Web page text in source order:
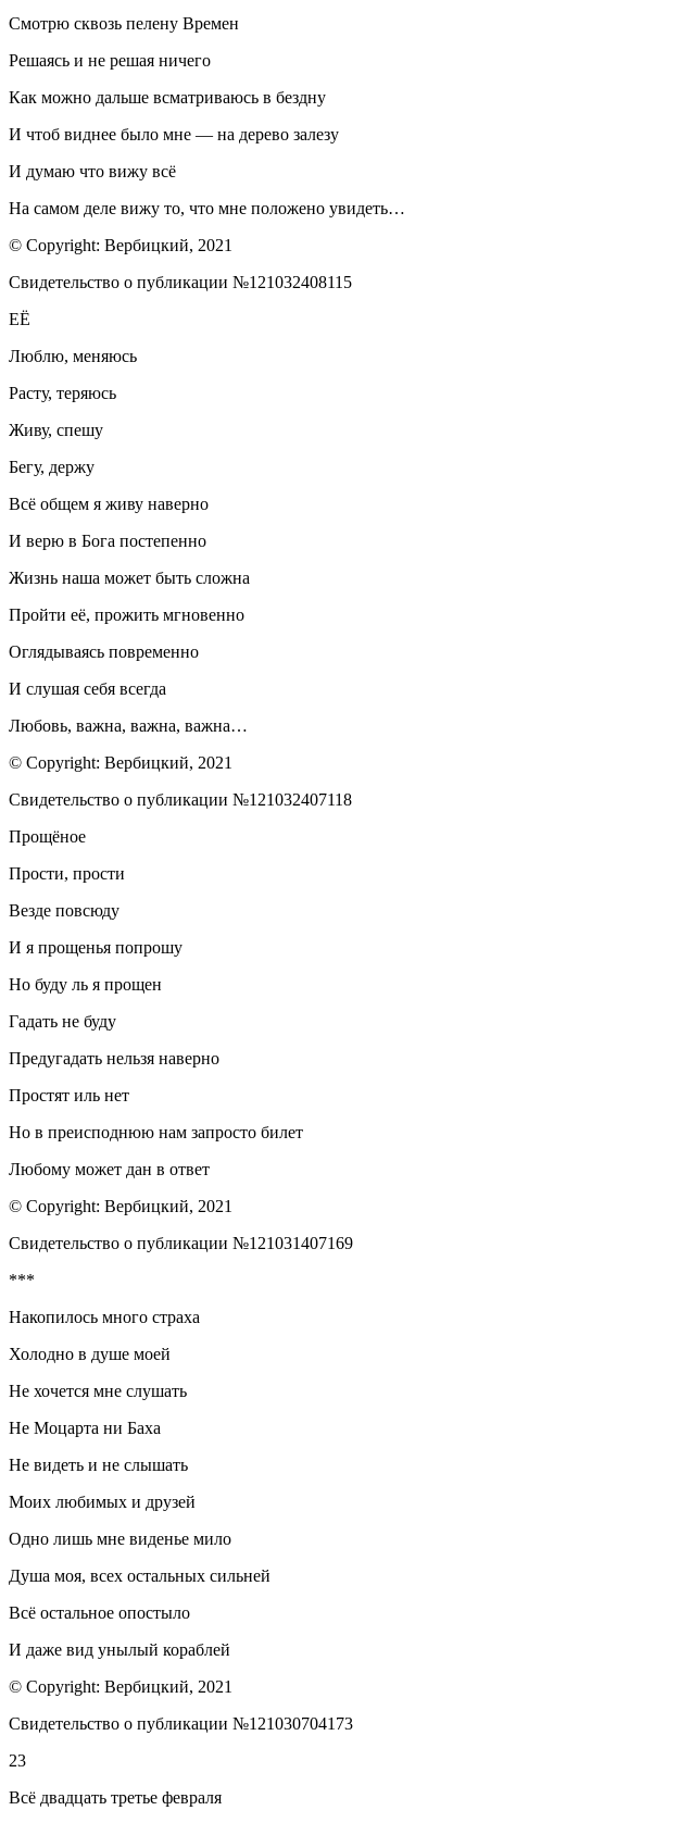
Смотрю сквозь пелену Времен
Решаясь и не решая ничего
Как можно дальше всматриваюсь в бездну
И чтоб виднее было мне — на дерево залезу
И думаю что вижу всё
На самом деле вижу то, что мне положено увидеть…
© Copyright: Вербицкий, 2021
Свидетельство о публикации №121032408115
ЕЁ
Люблю, меняюсь
Расту, теряюсь
Живу, спешу
Бегу, держу
Всё общем я живу наверно
И верю в Бога постепенно
Жизнь наша может быть сложна
Пройти её, прожить мгновенно
Оглядываясь повременно
И слушая себя всегда
Любовь, важна, важна, важна…
© Copyright: Вербицкий, 2021
Свидетельство о публикации №121032407118
Прощёное
Прости, прости
Везде повсюду
И я прощенья попрошу
Но буду ль я прощен
Гадать не буду
Предугадать нельзя наверно
Простят иль нет
Но в преисподнюю нам запросто билет
Любому может дан в ответ
© Copyright: Вербицкий, 2021
Свидетельство о публикации №121031407169
***
Накопилось много страха
Холодно в душе моей
Не хочется мне слушать
Не Моцарта ни Баха
Не видеть и не слышать
Моих любимых и друзей
Одно лишь мне виденье мило
Душа моя, всех остальных сильней
Всё остальное опостыло
И даже вид унылый кораблей
© Copyright: Вербицкий, 2021
Свидетельство о публикации №121030704173
23
Всё двадцать третье февраля